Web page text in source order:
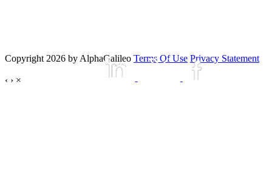
Copyright 2026 by AlphaGalileo Terms Of Use Privacy Statement
‹ › ×